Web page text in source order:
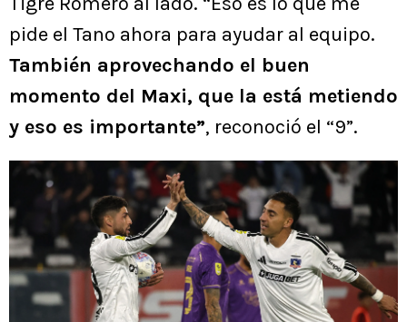
pide el Tano ahora para ayudar al equipo.
También aprovechando el buen
momento del Maxi, que la está metiendo
y eso es importante”, reconoció el “9”.